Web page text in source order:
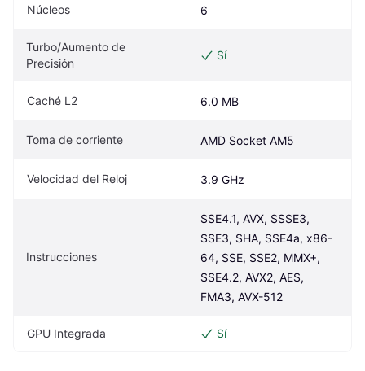
Núcleos 6
Turbo/Aumento de
Precisión
Sí
Caché L2 6.0 MB
Toma de corriente AMD Socket AM5
Velocidad del Reloj 3.9 GHz
Instrucciones
SSE4.1, AVX, SSSE3,
SSE3, SHA, SSE4a, x86-
64, SSE, SSE2, MMX+,
SSE4.2, AVX2, AES,
FMA3, AVX-512
GPU Integrada Sí